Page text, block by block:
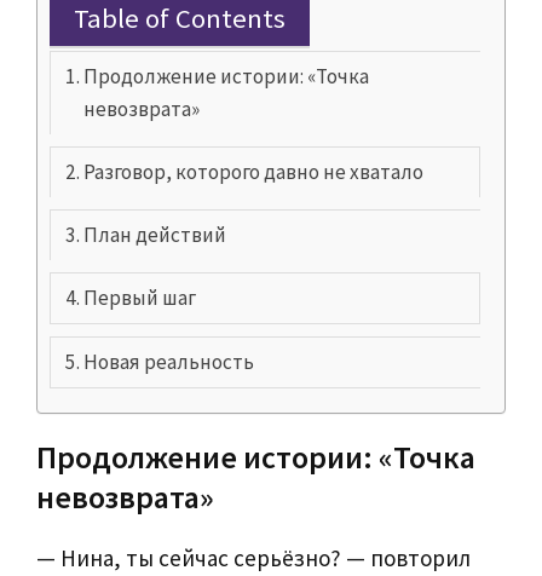
Table of Contents
Продолжение истории: «Точка
невозврата»
Разговор, которого давно не хватало
План действий
Первый шаг
Новая реальность
Продолжение истории: «Точка
невозврата»
— Нина, ты сейчас серьёзно? — повторил